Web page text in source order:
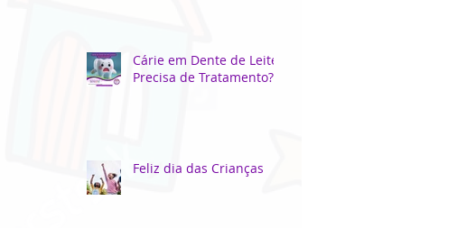
Cárie em Dente de Leite
Precisa de Tratamento?
Feliz dia das Crianças